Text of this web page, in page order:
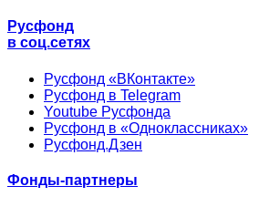
Русфонд
в соц.сетях
Русфонд «ВКонтакте»
Русфонд в Telegram
Youtube Русфонда
Русфонд в «Одноклассниках»
Русфонд.Дзен
Фонды-партнеры